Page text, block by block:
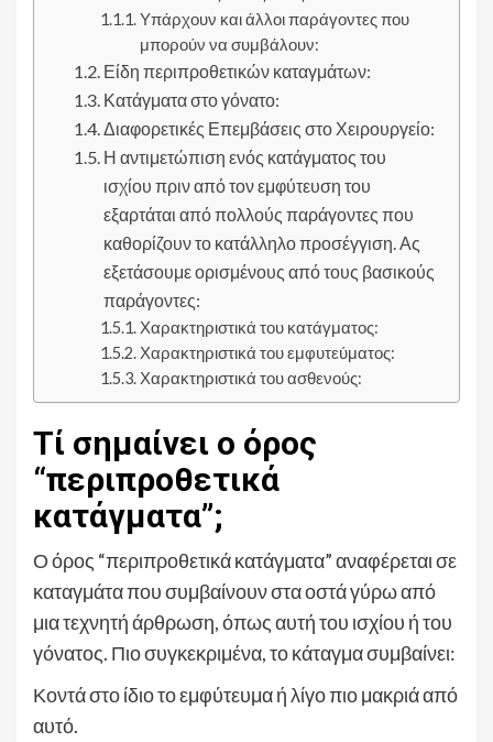
Υπάρχουν και άλλοι παράγοντες που
μπορούν να συμβάλουν:
Είδη περιπροθετικών καταγμάτων:
Κατάγματα στο γόνατο:
Διαφορετικές Επεμβάσεις στο Χειρουργείο:
Η αντιμετώπιση ενός κατάγματος του
ισχίου πριν από τον εμφύτευση του
εξαρτάται από πολλούς παράγοντες που
καθορίζουν το κατάλληλο προσέγγιση. Ας
εξετάσουμε ορισμένους από τους βασικούς
παράγοντες:
Χαρακτηριστικά του κατάγματος:
Χαρακτηριστικά του εμφυτεύματος:
Χαρακτηριστικά του ασθενούς:
Τί σημαίνει ο όρος
“περιπροθετικά
κατάγματα”;
Ο όρος “περιπροθετικά κατάγματα” αναφέρεται σε
καταγμάτα που συμβαίνουν στα οστά γύρω από
μια τεχνητή άρθρωση, όπως αυτή του ισχίου ή του
γόνατος. Πιο συγκεκριμένα, το κάταγμα συμβαίνει:
Κοντά στο ίδιο το εμφύτευμα ή λίγο πιο μακριά από
αυτό.